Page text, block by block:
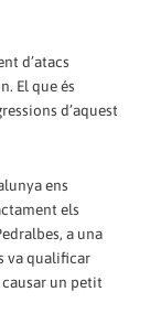
d’atacs
El que és
d’aquest
ens
els
a una
va qualificar
causar un petit